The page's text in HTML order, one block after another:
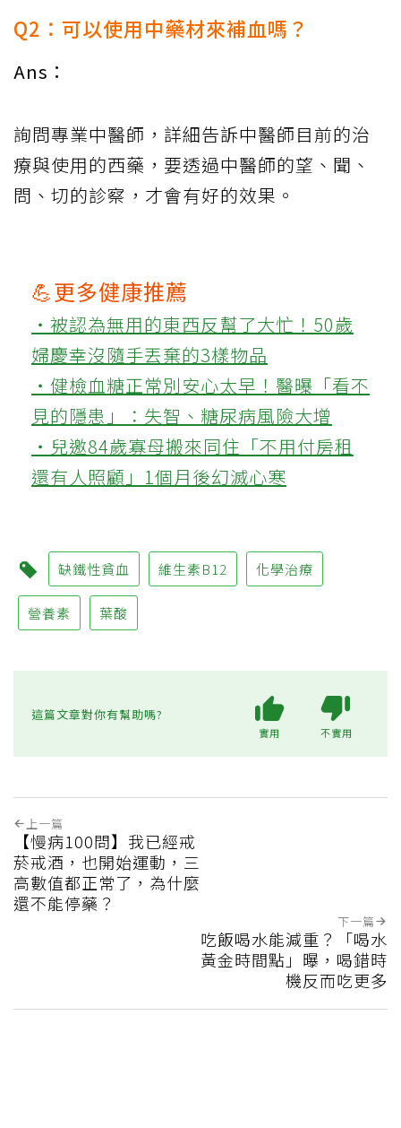
Q2：可以使用中藥材來補血嗎？
Ans：
詢問專業中醫師，詳細告訴中醫師目前的治
療與使用的西藥，要透過中醫師的望、聞、
問、切的診察，才會有好的效果。
💪更多健康推薦
‧被認為無用的東西反幫了大忙！50歲
婦慶幸沒隨手丟棄的3樣物品
‧健檢血糖正常別安心太早！醫曝「看不
見的隱患」：失智、糖尿病風險大增
‧兒邀84歲寡母搬來同住「不用付房租
還有人照顧」1個月後幻滅心寒
缺鐵性貧血 維生素B12 化學治療
營養素 葉酸
這篇文章對你有幫助嗎?
實用 不實用
上一篇
【慢病100問】我已經戒
菸戒酒，也開始運動，三
高數值都正常了，為什麼
還不能停藥？
下一篇
吃飯喝水能減重？「喝水
黃金時間點」曝，喝錯時
機反而吃更多